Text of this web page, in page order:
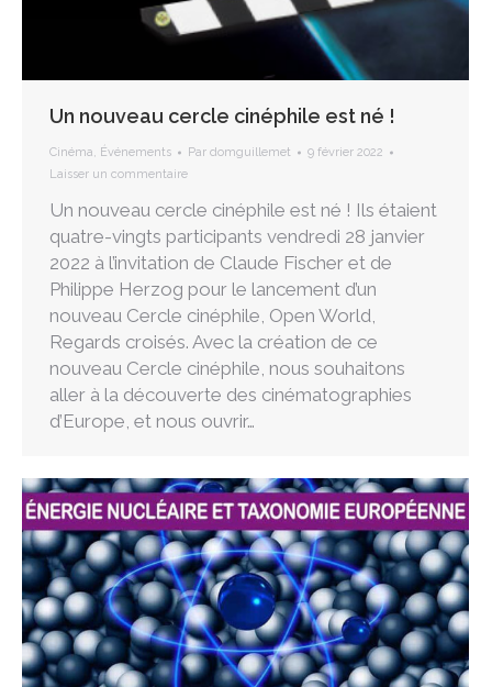
Un nouveau cercle cinéphile est né !
Cinéma, Événements Par domguillemet
9 février 2022
Laisser un commentaire
Un nouveau cercle cinéphile est né ! Ils étaient
quatre-vingts participants vendredi 28 janvier
2022 à l’invitation de Claude Fischer et de
Philippe Herzog pour le lancement d’un
nouveau Cercle cinéphile, Open World,
Regards croisés. Avec la création de ce
nouveau Cercle cinéphile, nous souhaitons
aller à la découverte des cinématographies
d’Europe, et nous ouvrir…